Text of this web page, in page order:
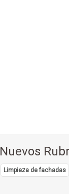
Nuevos
Limpieza de fachadas